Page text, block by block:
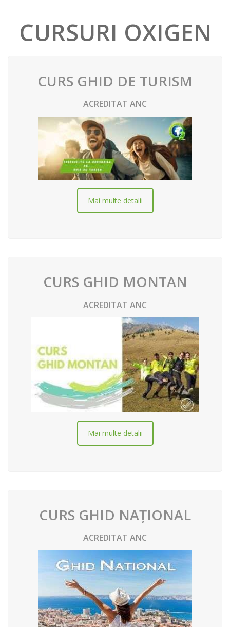
CURSURI OXIGEN
CURS GHID DE TURISM
ACREDITAT ANC
Mai multe detalii
CURS GHID MONTAN
ACREDITAT ANC
Mai multe detalii
CURS GHID NAȚIONAL
ACREDITAT ANC